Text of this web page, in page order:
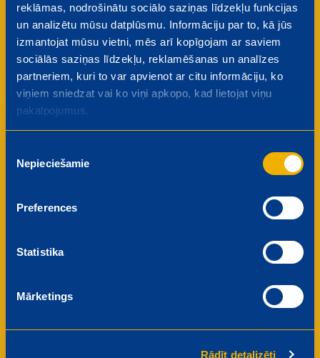
reklāmas, nodrošinātu sociālo saziņas līdzekļu funkcijas
un analizētu mūsu datplūsmu. Informāciju par to, kā jūs
izmantojat mūsu vietni, mēs arī kopīgojam ar saviem
sociālās saziņas līdzekļu, reklamēšanas un analīzes
partneriem, kuri to var apvienot ar citu informāciju, ko
viņiem sniedzat vai ko viņi apkopo, kad lietojat viņu
pakalpojumus.
izvēle
Nepieciešamie
Preferences
Statistika
Mārketings
Rādīt detalizēti
Kāpēc darbinieki iesaka Mego
saviem draugiem?
Attīstības iespējas
Uzlabojiet savas profesionālās prasmes un
virzieties karjerā, izmantojot mūsu plašās
Konkurētspējīgs atalgojums
konkurētspējīgu atalgojumu sistēmu, kas atzīst
Esiet daļa no draudzīga kolektīva, kurā valda
vērtējam katru komandas biedru un kopīgi svinam
mūsu sasniegumus.